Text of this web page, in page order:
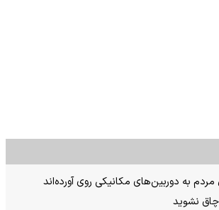
به دوربین‌های مکانیکی روی آورده‌اند
نشوید